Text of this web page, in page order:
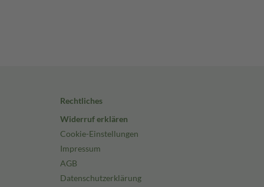
Rechtliches
Widerruf erklären
Cookie-Einstellungen
Impressum
AGB
Datenschutzerklärung